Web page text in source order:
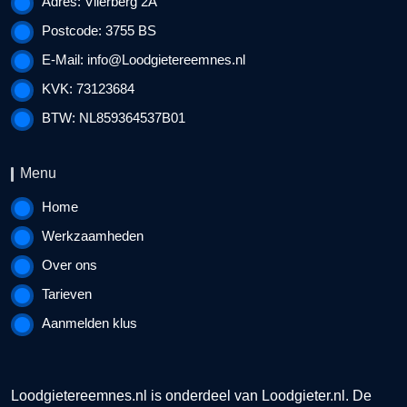
Postcode: 3755 BS
E-Mail: info@Loodgietereemnes.nl
KVK: 73123684
BTW: NL859364537B01
Menu
Home
Werkzaamheden
Over ons
Tarieven
Aanmelden klus
Loodgietereemnes.nl is onderdeel van Loodgieter.nl . De